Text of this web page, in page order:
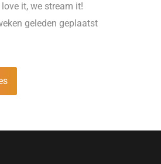
it, we stream it!
geleden geplaatst